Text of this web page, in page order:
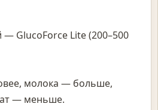
— GlucoForce Lite (200–500
молока — больше,
— меньше.